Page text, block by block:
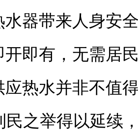
水器带来人身安
开即有，无需居
应热水并非不值
之举得以延续